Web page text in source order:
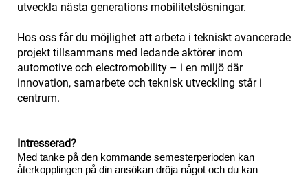
utveckla nästa generations mobilitetslösningar.
Hos oss får du möjlighet att arbeta i tekniskt avancerade
projekt tillsammans med ledande aktörer inom
automotive och electromobility – i en miljö där
innovation, samarbete och teknisk utveckling står i
centrum.
Intresserad?
Med tanke på den kommande semesterperioden kan
återkopplingen på din ansökan dröja något och du kan